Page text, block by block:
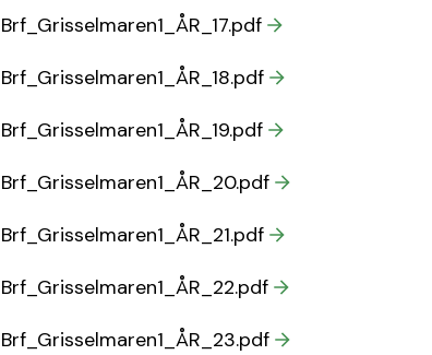
Brf_Grisselmaren1_ÅR_17.pdf
Brf_Grisselmaren1_ÅR_18.pdf
Brf_Grisselmaren1_ÅR_19.pdf
Brf_Grisselmaren1_ÅR_20.pdf
Brf_Grisselmaren1_ÅR_21.pdf
Brf_Grisselmaren1_ÅR_22.pdf
Brf_Grisselmaren1_ÅR_23.pdf